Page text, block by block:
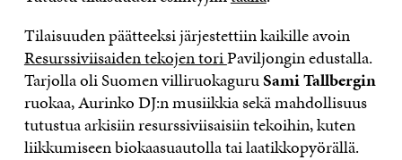
Tilaisuuden päätteeksi järjestettiin kaikille avoin
Resurssiviisaiden tekojen toriPaviljongin edustalla.
Tarjolla oli Suomen villiruokaguruSami Tallbergin
ruokaa, Aurinko DJ:n musiikkia sekä mahdollisuus
tutustua arkisiin resurssiviisaisiin tekoihin, kuten
liikkumiseen biokaasuautolla tai laatikkopyörällä.